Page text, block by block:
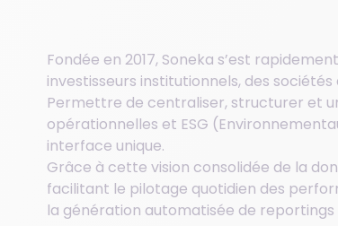
Fondée en 2017, Soneka s’est
investisseurs institutionnels, des
Permettre de centraliser, structurer et
opérationnelles et ESG
interface unique.
Grâce à cette vision consolidée de la
facilitant le pilotage quotidien des
la génération automatisée de reportings